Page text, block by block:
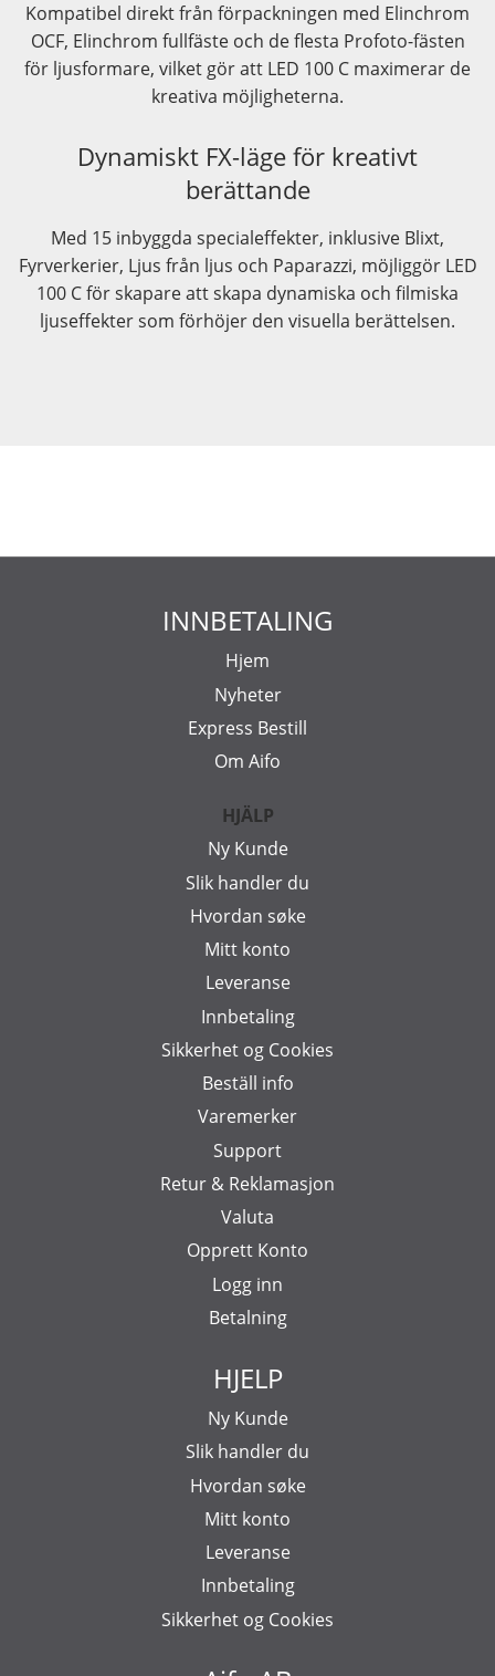
Kompatibel direkt från förpackningen med Elinchrom
OCF, Elinchrom fullfäste och de flesta Profoto-fästen
för ljusformare, vilket gör att LED 100 C maximerar de
kreativa möjligheterna.
Dynamiskt FX-läge för kreativt
berättande
Med 15 inbyggda specialeffekter, inklusive Blixt,
Fyrverkerier, Ljus från ljus och Paparazzi, möjliggör LED
100 C för skapare att skapa dynamiska och filmiska
ljuseffekter som förhöjer den visuella berättelsen.
INNBETALING
Hjem
Nyheter
Express Bestill
Om Aifo
HJÄLP
Ny Kunde
Slik handler du
Hvordan søke
Mitt konto
Leveranse
Innbetaling
Sikkerhet og Cookies
Beställ info
Varemerker
Support
Retur & Reklamasjon
Valuta
Opprett Konto
Logg inn
Betalning
HJELP
Ny Kunde
Slik handler du
Hvordan søke
Mitt konto
Leveranse
Innbetaling
Sikkerhet og Cookies